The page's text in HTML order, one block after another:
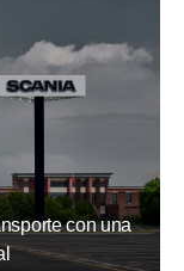
con una